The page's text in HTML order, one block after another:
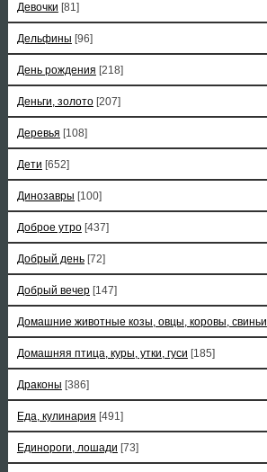
Девочки [81]
Дельфины [96]
День рождения [218]
Деньги, золото [207]
Деревья [108]
Дети [652]
Динозавры [100]
Доброе утро [437]
Добрый день [72]
Добрый вечер [147]
Домашние животные козы, овцы, коровы, свиньи
Домашняя птица, куры, утки, гуси [185]
Драконы [386]
Еда, кулинария [491]
Единороги, лошади [73]